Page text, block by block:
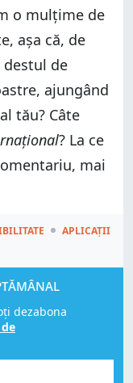
o mulțime de
așa că, de
destul de
ajungând
tău? Câte
? La ce
mai
APLICAȚII
dezabona